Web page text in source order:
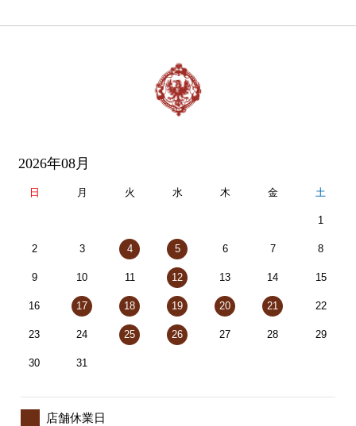
2026年08月
日 月 火 水 木 金 土
1
2 3 4 5 6 7 8
9 10 11 12 13 14 15
16 17 18 19 20 21 22
23 24 25 26 27 28 29
30 31
店舗休業日